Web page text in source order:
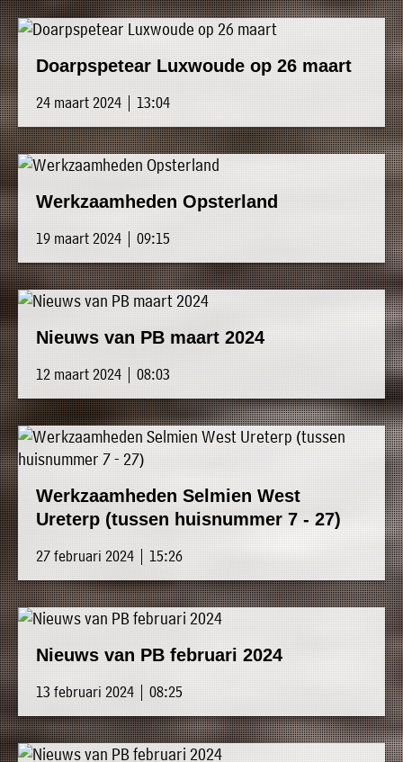
Doarpspetear Luxwoude op 26 maart
24 maart 2024 | 13:04
Werkzaamheden Opsterland
19 maart 2024 | 09:15
Nieuws van PB maart 2024
12 maart 2024 | 08:03
Werkzaamheden Selmien West
Ureterp (tussen huisnummer 7 - 27)
27 februari 2024 | 15:26
Nieuws van PB februari 2024
13 februari 2024 | 08:25